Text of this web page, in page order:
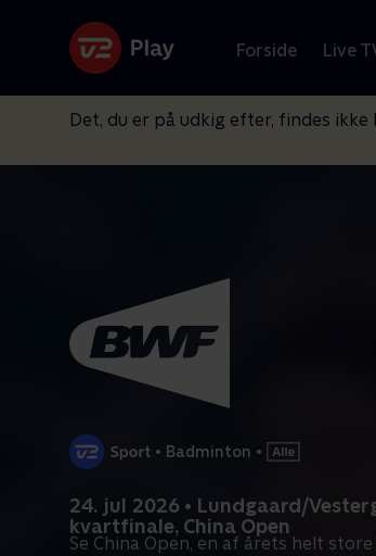
Forside Live
Det, du er på udkig efter, findes
• Badminton •
24. jul 2026 • Lundgaard/
kvartfinale, China Open
Se China Open, en af årets helt